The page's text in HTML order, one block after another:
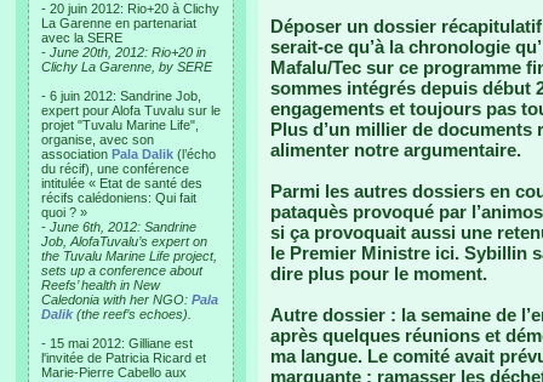
- 20 juin 2012: Rio+20 à Clichy
La Garenne en partenariat
avec la SERE
- June 20th, 2012: Rio+20 in
Clichy La Garenne, by SERE
- 6 juin 2012: Sandrine Job,
expert pour Alofa Tuvalu sur le
projet "Tuvalu Marine Life",
organise, avec son
association Pala Dalik (l’écho
du récif), une conférence
intitulée « Etat de santé des
récifs calédoniens: Qui fait
quoi ? »
- June 6th, 2012: Sandrine
Job, AlofaTuvalu’s expert on
the Tuvalu Marine Life project,
sets up a conference about
Reefs’ health in New
Caledonia with her NGO: Pala
Dalik (the reef’s echoes).
- 15 mai 2012: Gilliane est
l'invitée de Patricia Ricard et
Marie-Pierre Cabello aux
Déposer un dossier
serait-ce qu’à la chronologie
Mafalu/Tec sur ce programme
sommes intégrés depuis début
engagements et toujours pas
Plus d’un millier de documents
alimenter notre argumentaire.
Parmi les autres dossiers en
pataquès provoqué par
si ça provoquait aussi une
le Premier Ministre ici. Sybillin
dire plus pour le moment.
Autre dossier : la semaine de
après quelques réunions et
ma langue. Le comité avait
marquante : ramasser les